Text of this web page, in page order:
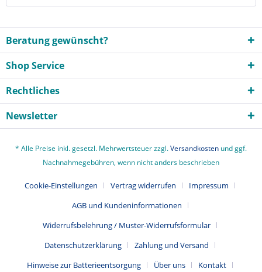
Beratung gewünscht?
Shop Service
Rechtliches
Newsletter
* Alle Preise inkl. gesetzl. Mehrwertsteuer zzgl.Versandkosten und ggf.
Nachnahmegebühren, wenn nicht anders beschrieben
Cookie-Einstellungen Vertrag widerrufen
Impressum
AGB und Kundeninformationen
Widerrufsbelehrung / Muster-Widerrufsformular
Datenschutzerklärung
Zahlung und Versand
Hinweise zur Batterieentsorgung
Über uns Kontakt